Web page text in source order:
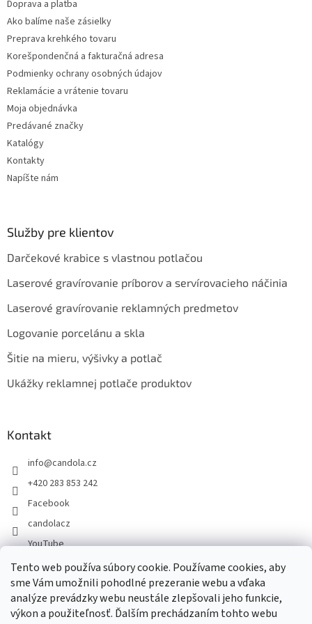
Tento web používa súbory cookie. Používame cookies, aby
sme Vám umožnili pohodlné prezeranie webu a vďaka
analýze prevádzky webu neustále zlepšovali jeho funkcie,
výkon a použiteľnosť. Ďalším prechádzaním tohto webu
i
s
Doprava a platba
Ako balíme naše zásielky
Preprava krehkého tovaru
Korešpondenčná a fakturačná adresa
Podmienky ochrany osobných údajov
Reklamácie a vrátenie tovaru
Moja objednávka
Predávané značky
Katalógy
Kontakty
Napíšte nám
Služby pre klientov
Darčekové krabice s vlastnou potlačou
Laserové gravírovanie príborov a servírovacieho náčinia
Laserové gravírovanie reklamných predmetov
Logovanie porcelánu a skla
Šitie na mieru, výšivky a potlač
Ukážky reklamnej potlače produktov
Kontakt
info@candola.cz
+420 283 853 242
Facebook
candolacz
YouTube
Prijímame online platby